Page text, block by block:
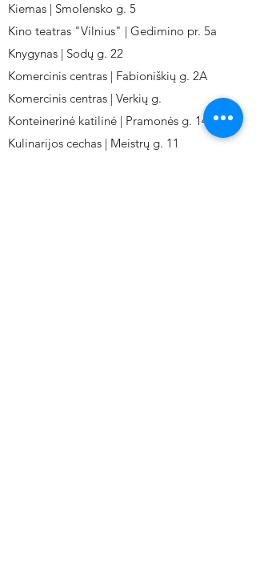
Kiemas | Smolensko g. 5
Kino teatras "Vilnius" | Gedimino pr. 5a
Knygynas | Sodų g. 22
Komercinis centras | Fabioniškių g. 2A
Komercinis centras | Verkių g.
Konteinerinė katilinė | Pramonės g. 141
Kulinarijos cechas | Meistrų g. 11